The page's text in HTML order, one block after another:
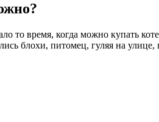
то время, когда можно купать
блохи, питомец, гуляя на